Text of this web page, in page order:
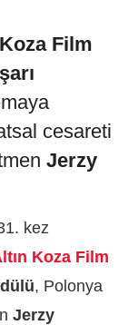
Film
cesareti
Jerzy
kez
Koza Film
, Polonya
Jerzy